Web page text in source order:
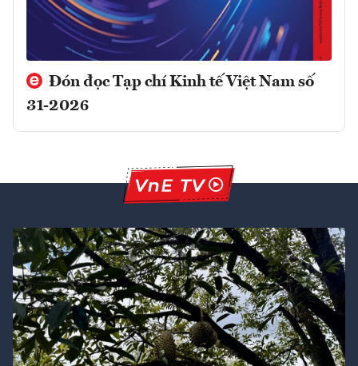
Đón đọc Tạp chí Kinh tế Việt Nam số
31-2026